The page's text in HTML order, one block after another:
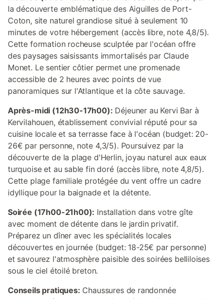
la découverte emblématique des Aiguilles de Port-
Coton, site naturel grandiose situé à seulement 10
minutes de votre hébergement (accès libre, note 4,8/5).
Cette formation rocheuse sculptée par l'océan offre
des paysages saisissants immortalisés par Claude
Monet. Le sentier côtier permet une promenade
accessible de 2 heures avec points de vue
panoramiques sur l'Atlantique et la côte sauvage.
Après-midi (12h30-17h00): Déjeuner au Kervi Bar à
Kervilahouen, établissement convivial réputé pour sa
cuisine locale et sa terrasse face à l'océan (budget: 20-
26€ par personne, note 4,3/5). Poursuivez par la
découverte de la plage d'Herlin, joyau naturel aux eaux
turquoise et au sable fin doré (accès libre, note 4,8/5).
Cette plage familiale protégée du vent offre un cadre
idyllique pour la baignade et la détente.
Soirée (17h00-21h00): Installation dans votre gîte
avec moment de détente dans le jardin privatif.
Préparez un dîner avec les spécialités locales
découvertes en journée (budget: 18-25€ par personne)
et savourez l'atmosphère paisible des soirées belliloises
sous le ciel étoilé breton.
Conseils pratiques: Chaussures de randonnée